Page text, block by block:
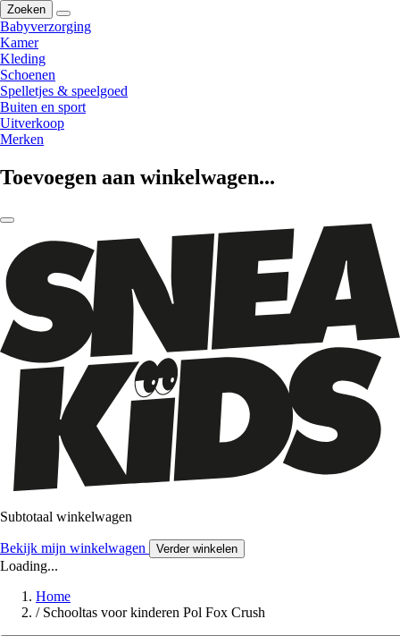
Zoeken
Babyverzorging
Kamer
Kleding
Schoenen
Spelletjes & speelgoed
Buiten en sport
Uitverkoop
Merken
Toevoegen aan winkelwagen...
Subtotaal winkelwagen
Bekijk mijn winkelwagen Verder winkelen
Loading...
Home
/ Schooltas voor kinderen Pol Fox Crush